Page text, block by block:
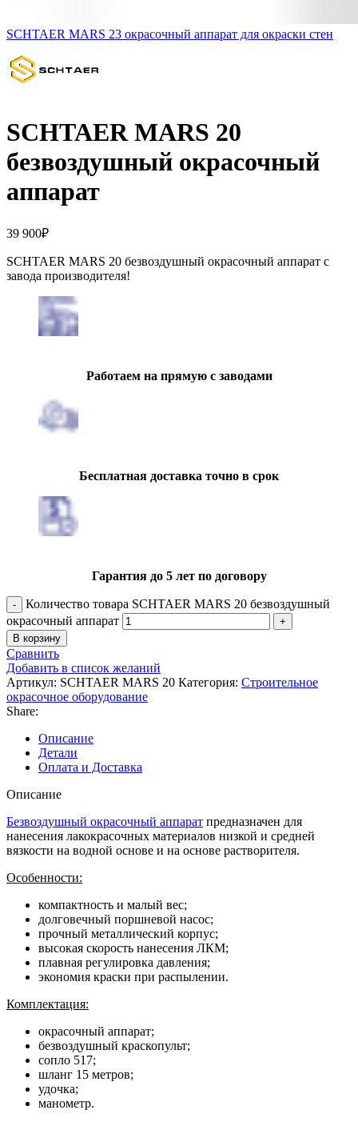
SCHTAER MARS 23 окрасочный аппарат для окраски стен
SCHTAER MARS 20
безвоздушный окрасочный
аппарат
39 900₽
SCHTAER MARS 20 безвоздушный окрасочный аппарат с
завода производителя!
Работаем на прямую с заводами
Бесплатная доставка точно в срок
Гарантия до 5 лет по договору
Количество товара SCHTAER MARS 20 безвоздушный
окрасочный аппарат
В корзину
Сравнить
Добавить в список желаний
Артикул: SCHTAER MARS 20 Категория: Строительное
окрасочное оборудование
Share:
Описание
Детали
Оплата и Доставка
Описание
Безвоздушный окрасочный аппарат предназначен для
нанесения лакокрасочных материалов низкой и средней
вязкости на водной основе и на основе растворителя.
Особенности:
компактность и малый вес;
долговечный поршневой насос;
прочный металлический корпус;
высокая скорость нанесения ЛКМ;
плавная регулировка давления;
экономия краски при распылении.
Комплектация:
окрасочный аппарат;
безвоздушный краскопульт;
сопло 517;
шланг 15 метров;
удочка;
манометр.